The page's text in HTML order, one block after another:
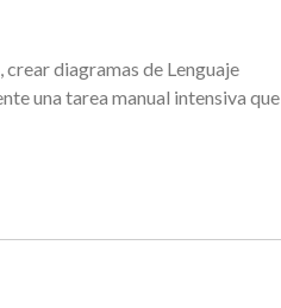
diagramas de Lenguaje
una tarea manual intensiva que